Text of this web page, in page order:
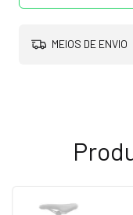
MEIOS DE ENVIO